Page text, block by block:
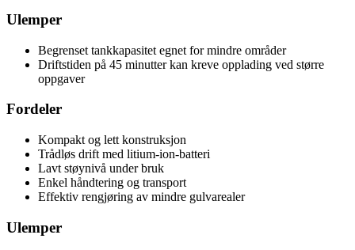
Ulemper
Begrenset tankkapasitet egnet for mindre områder
Driftstiden på 45 minutter kan kreve opplading ved større
oppgaver
Fordeler
Kompakt og lett konstruksjon
Trådløs drift med litium-ion-batteri
Lavt støynivå under bruk
Enkel håndtering og transport
Effektiv rengjøring av mindre gulvarealer
Ulemper